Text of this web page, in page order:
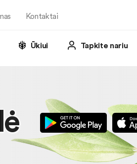
Kontaktai
Ūkiui Tapkite nariu